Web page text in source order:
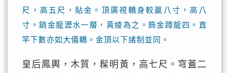
尺，高五尺，貼金。頂廣視轎身較贏八寸，高八
寸。銷金龍瀝水一層，黃綾為之。飾金蹲龍四。直
竿下數亦如大儀轎。金頂以下諸制並同。
皇后鳳輿，木質，髹明黃，高七尺。穹蓋二